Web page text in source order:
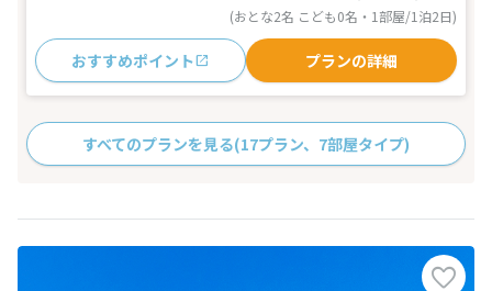
(おとな2名 こども0名・1部屋/1泊2日)
おすすめポイント プランの詳細
すべてのプランを見る(17プラン、7部屋タイプ)